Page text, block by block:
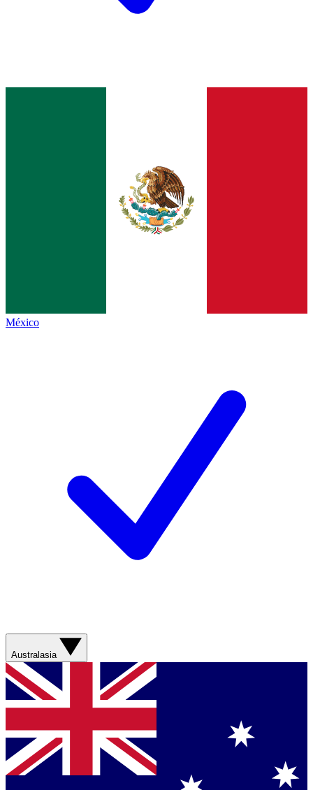
México
Australasia